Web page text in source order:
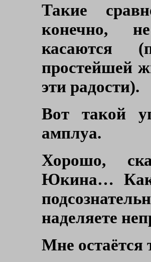
Такие
конечно,
касаются
простейшей
эти радости).
Вот такой
амплуа.
Хорошо,
Юкина…
наделяете
Мне остаётся